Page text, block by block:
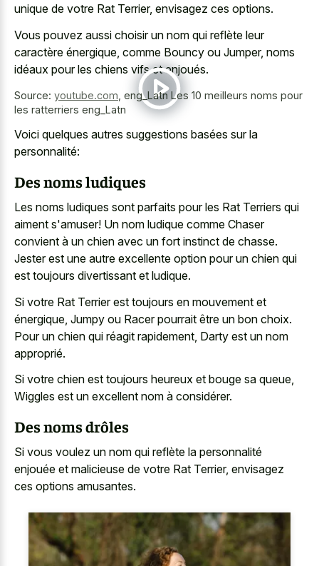
unique de votre Rat Terrier, envisagez ces options.
Vous pouvez aussi choisir un nom qui reflète leur
caractère énergique, comme Bouncy ou Jumper, noms
idéaux pour les chiens vifs et enjoués.
Source: youtube.com eng_Latn Les 10 meilleurs noms pour
les ratterriers eng_Latn
Voici quelques autres suggestions basées sur la
personnalité:
Des noms ludiques
Les noms ludiques sont parfaits pour les Rat Terriers qui
aiment s'amuser! Un nom ludique comme Chaser
convient à un chien avec un fort instinct de chasse.
Jester est une autre excellente option pour un chien qui
est toujours divertissant et ludique.
Si votre Rat Terrier est toujours en mouvement et
énergique, Jumpy ou Racer pourrait être un bon choix.
Pour un chien qui réagit rapidement, Darty est un nom
approprié.
Si votre chien est toujours heureux et bouge sa queue,
Wiggles est un excellent nom à considérer.
Des noms drôles
Si vous voulez un nom qui reflète la personnalité
enjouée et malicieuse de votre Rat Terrier, envisagez
ces options amusantes.